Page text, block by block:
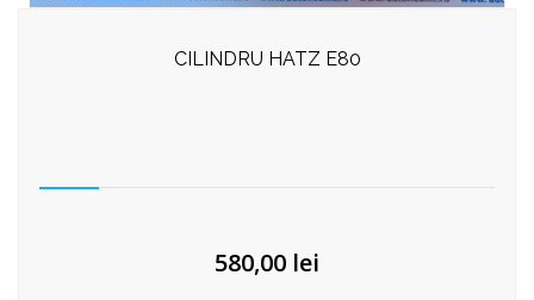
CILINDRU HATZ E80
580,00 lei